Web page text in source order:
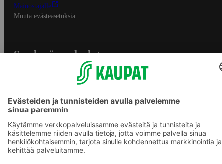
Mainostajalle
Muuta evästeasetuksia
S-ryhmän palvelut
Yhteishyvä Ruoka -sovellus
S-ostoslista -sovellus
Prisma.fi
Sokos.fi
S-Pankki